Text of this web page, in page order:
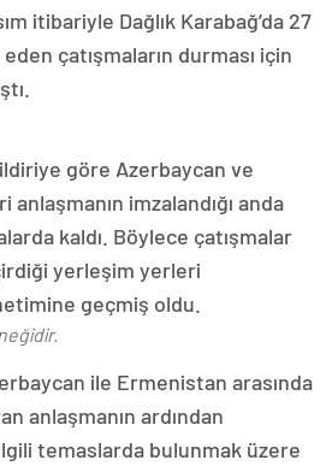
itibariyle Dağlık Karabağ’da 27
çatışmaların durması için
göre Azerbaycan ve
imzalandığı anda
kaldı. Böylece çatışmalar
yerleşim yerleri
geçmiş oldu.
ile Ermenistan arasında
anlaşmanın ardından
temaslarda bulunmak üzere